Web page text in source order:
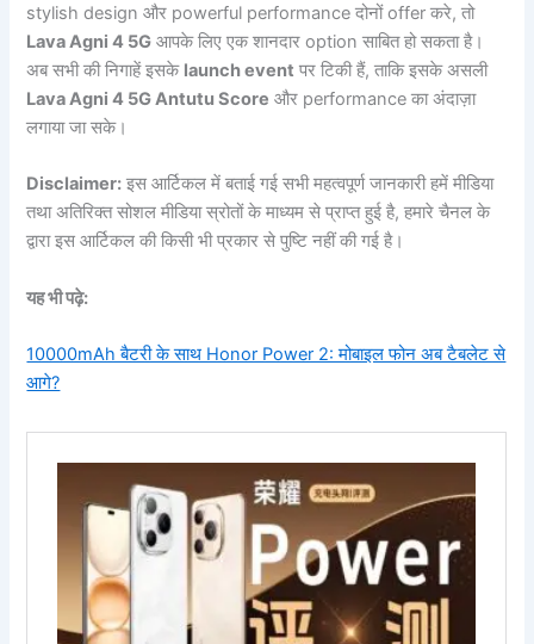
stylish design और powerful performance दोनों offer करे, तो
Lava Agni 4 5G आपके लिए एक शानदार option साबित हो सकता है।
अब सभी की निगाहें इसके launch event पर टिकी हैं, ताकि इसके असली
Lava Agni 4 5G Antutu Score और performance का अंदाज़ा
लगाया जा सके।
Disclaimer: इस आर्टिकल में बताई गई सभी महत्वपूर्ण जानकारी हमें मीडिया
तथा अतिरिक्त सोशल मीडिया स्रोतों के माध्यम से प्राप्त हुई है, हमारे चैनल के
द्वारा इस आर्टिकल की किसी भी प्रकार से पुष्टि नहीं की गई है।
यह भी पढ़े:
10000mAh बैटरी के साथ Honor Power 2: मोबाइल फोन अब टैबलेट से
आगे?